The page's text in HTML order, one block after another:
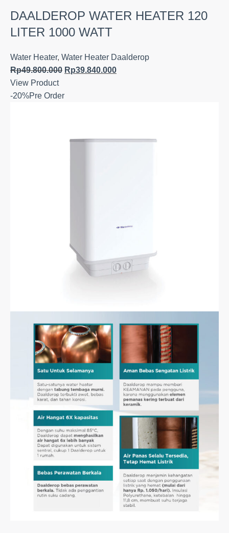
DAALDEROP WATER HEATER 120
LITER 1000 WATT
Water Heater, Water Heater Daalderop
Rp49.800.000 Rp39.840.000
View Product
-20%Pre Order